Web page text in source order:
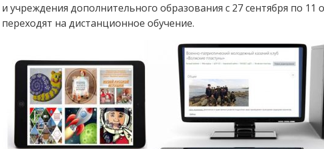
и учреждения дополнительного образования с 27 сентября по 11
переходят на дистанционное обучение.